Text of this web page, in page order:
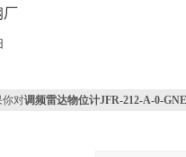
厂
对调频雷达物位计JFR-212-A-0-